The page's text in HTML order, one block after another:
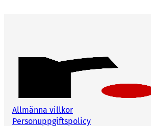
Allmänna villkor
Personuppgiftspolicy